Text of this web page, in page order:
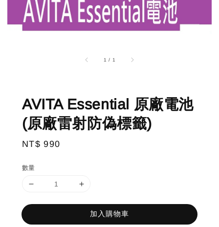
1 / 1
AVITA Essential 原廠電池
(原廠雷射防偽標籤)
Regular
NT$ 990
數量
加入購物車